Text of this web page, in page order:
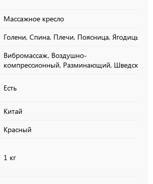
Массажное кресло
Голени, Спина, Плечи, Поясница, Ягодицы,
Вибромассаж, Воздушно-
компрессионный, Разминающий, Шведский,
Есть
Китай
Красный
1 кг